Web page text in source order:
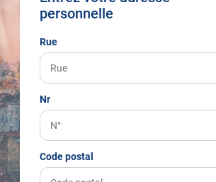
personnelle
Rue
Nr
Code postal